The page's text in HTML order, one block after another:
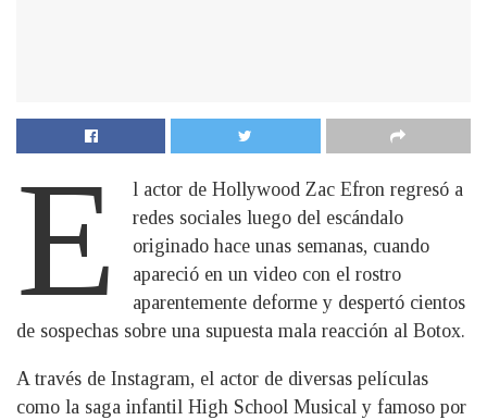
E
l actor de Hollywood Zac Efron regresó a
redes sociales luego del escándalo
originado hace unas semanas, cuando
apareció en un video con el rostro
aparentemente deforme y despertó cientos
de sospechas sobre una supuesta mala reacción al Botox.
A través de Instagram, el actor de diversas películas
como la saga infantil High School Musical y famoso por